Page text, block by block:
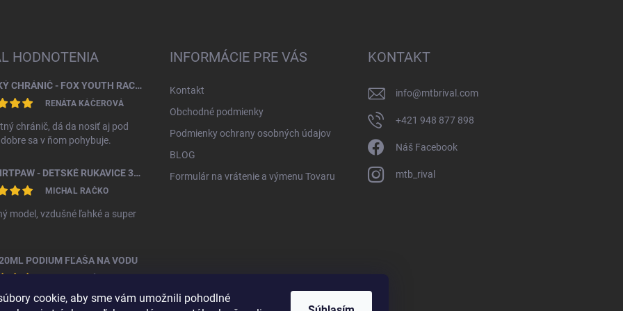
cookie, aby sme vám umožnili pohodlné
HODNOTENIA
DETSKÝ CHRÁNIČ - FOX YOUTH RACEFRAME IMPACT CE CHEST GUARD
RENÁTA KÁČEROVÁ
chránič, dá da nosiť aj pod
sa v ňom pohybuje.
FOX DIRTPAW - DETSKÉ RUKAVICE 3 - 5 ROKOV
MICHAL RAČKO
model, vzdušné ľahké a super
PODIUM FĽAŠA NA VODU
fľáša za vyššiu cenu
INFORMÁCIE PRE VÁS
Kontakt
Obchodné podmienky
Podmienky ochrany osobných údajov
BLOG
Formulár na vrátenie a výmenu Tovaru
KONTAKT
info@mtbrival.com
+421 948 877 898
Náš Facebook
mtb_rival